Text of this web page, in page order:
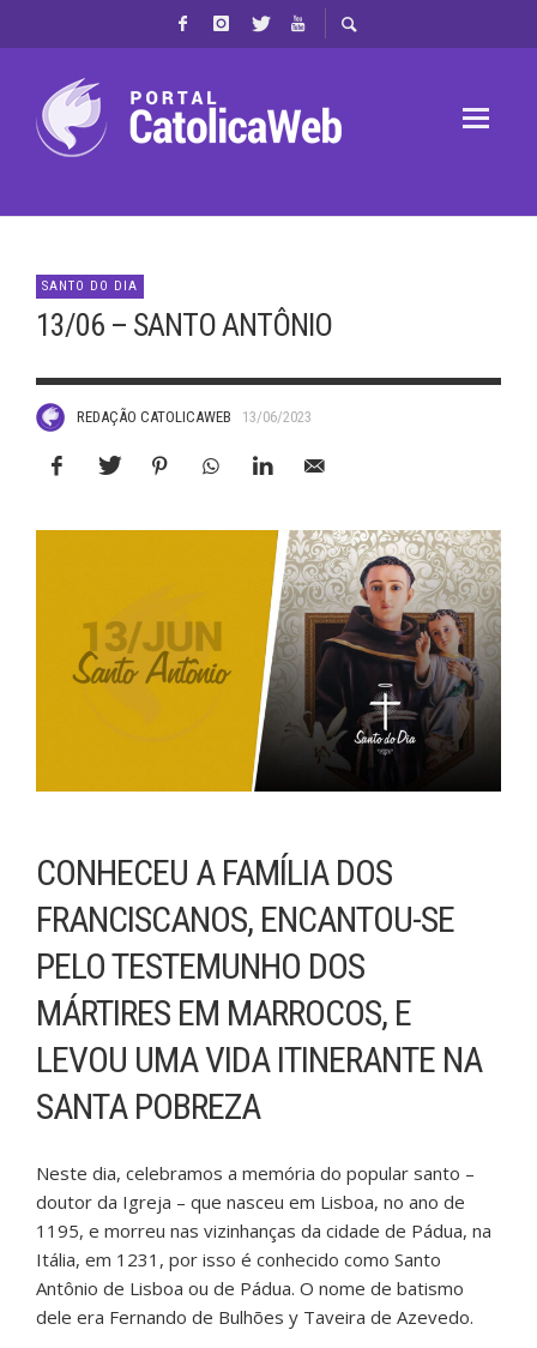
SANTO DO DIA
13/06 – SANTO ANTÔNIO
REDAÇÃO CATOLICAWEB 13/06/2023
CONHECEU A FAMÍLIA DOS
FRANCISCANOS, ENCANTOU-SE
PELO TESTEMUNHO DOS
MÁRTIRES EM MARROCOS, E
LEVOU UMA VIDA ITINERANTE NA
SANTA POBREZA
Neste dia, celebramos a memória do popular santo –
doutor da Igreja – que nasceu em Lisboa, no ano de
1195, e morreu nas vizinhanças da cidade de Pádua, na
Itália, em 1231, por isso é conhecido como Santo
Antônio de Lisboa ou de Pádua. O nome de batismo
dele era Fernando de Bulhões y Taveira de Azevedo.